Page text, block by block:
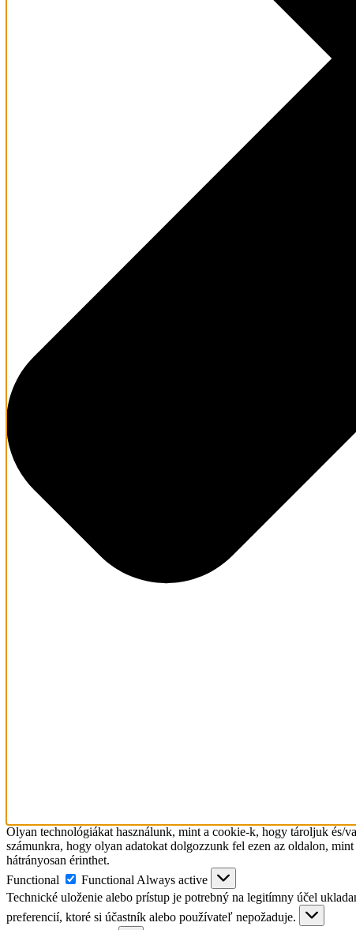
Olyan technológiákat használunk, mint a cookie-k, hogy tároljuk és/
számunkra, hogy olyan adatokat dolgozzunk fel ezen az oldalon,
hátrányosan érinthet.
Functional
Functional Always active
Technické uloženie alebo prístup je potrebný na legitímny účel
preferencií, ktoré si účastník alebo používateľ nepožaduje.